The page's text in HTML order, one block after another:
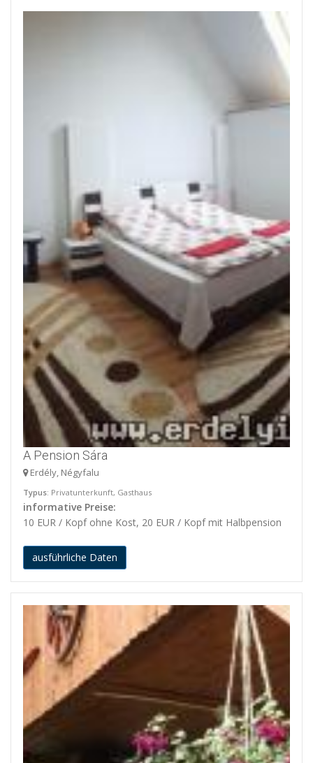
A Pension Sára
Erdély, Négyfalu
Typus: Privatunterkunft, Gasthaus
informative Preise:
10 EUR / Kopf ohne Kost, 20 EUR / Kopf mit Halbpension
ausführliche Daten